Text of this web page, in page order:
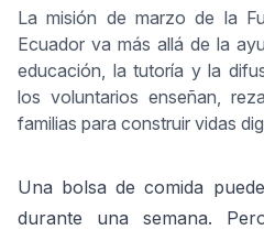
La misión de marzo de la
Ecuador va más allá de la
educación, la tutoría y la
los voluntarios enseñan,
familias para construir vidas
Una bolsa de comida
durante una semana.